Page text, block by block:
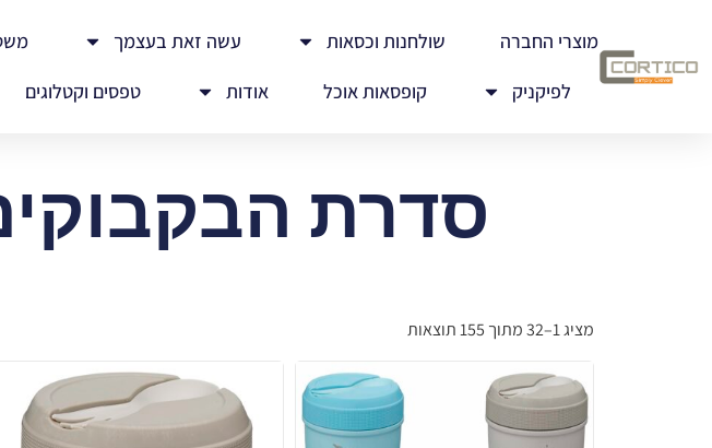
מוצרי החברה שולחנות וכסאות עשה זאת בעצמך
לפיקניק
קופסאות אוכל אודות טפסים וקטלוגים
סדרת
מציג 1–32 מתוך 155 תוצאות